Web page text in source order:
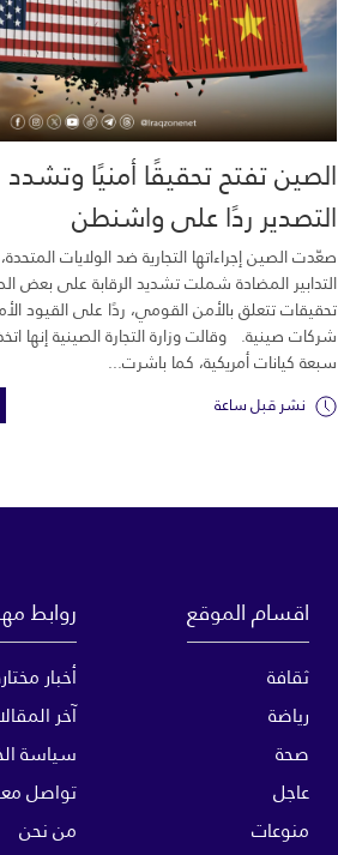
الصين تفتح تحقيقًا أمنيًا
التصدير ردًا على واشنطن
صعّدت الصين إجراءاتها التجارية ضد الولايات
التدابير المضادة شملت تشديد الرقابة على بعض
تحقيقات تتعلق بالأمن القومي، ردًا على القيود
شركات صينية. وقالت وزارة التجارة الصينية إنها
سبعة كيانات أمريكية، كما باشرت...
نشر قبل ساعة
اقسام الموقع
ثقافة
رياضة
صحة
عاجل
منوعات
روابط
أخبار
آخر
سياسة
تواصل
من نحن